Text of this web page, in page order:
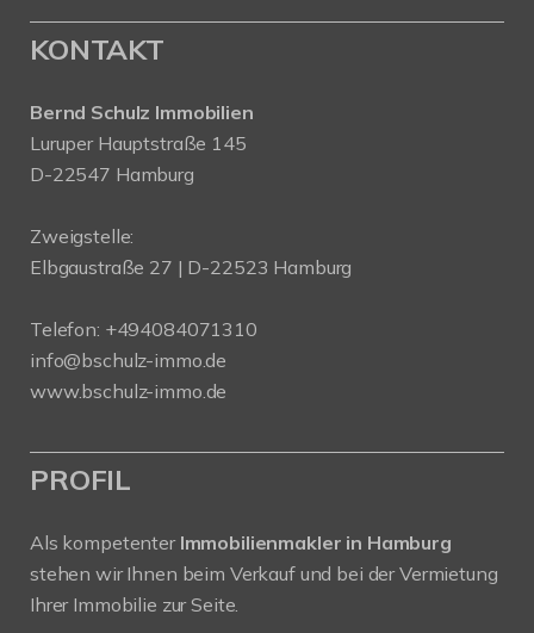
KONTAKT
Bernd Schulz Immobilien
Luruper Hauptstraße 145
D-22547 Hamburg
Zweigstelle:
Elbgaustraße 27 | D-22523 Hamburg
Telefon: +494084071310
info@bschulz-immo.de
www.bschulz-immo.de
PROFIL
Als kompetenter Immobilienmakler in Hamburg
stehen wir Ihnen beim Verkauf und bei der Vermietung
Ihrer Immobilie zur Seite.